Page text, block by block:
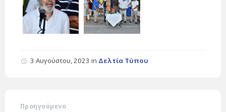
3 Αυγούστου, 2023 in Δελτία Τύπου
Προηγούμενο